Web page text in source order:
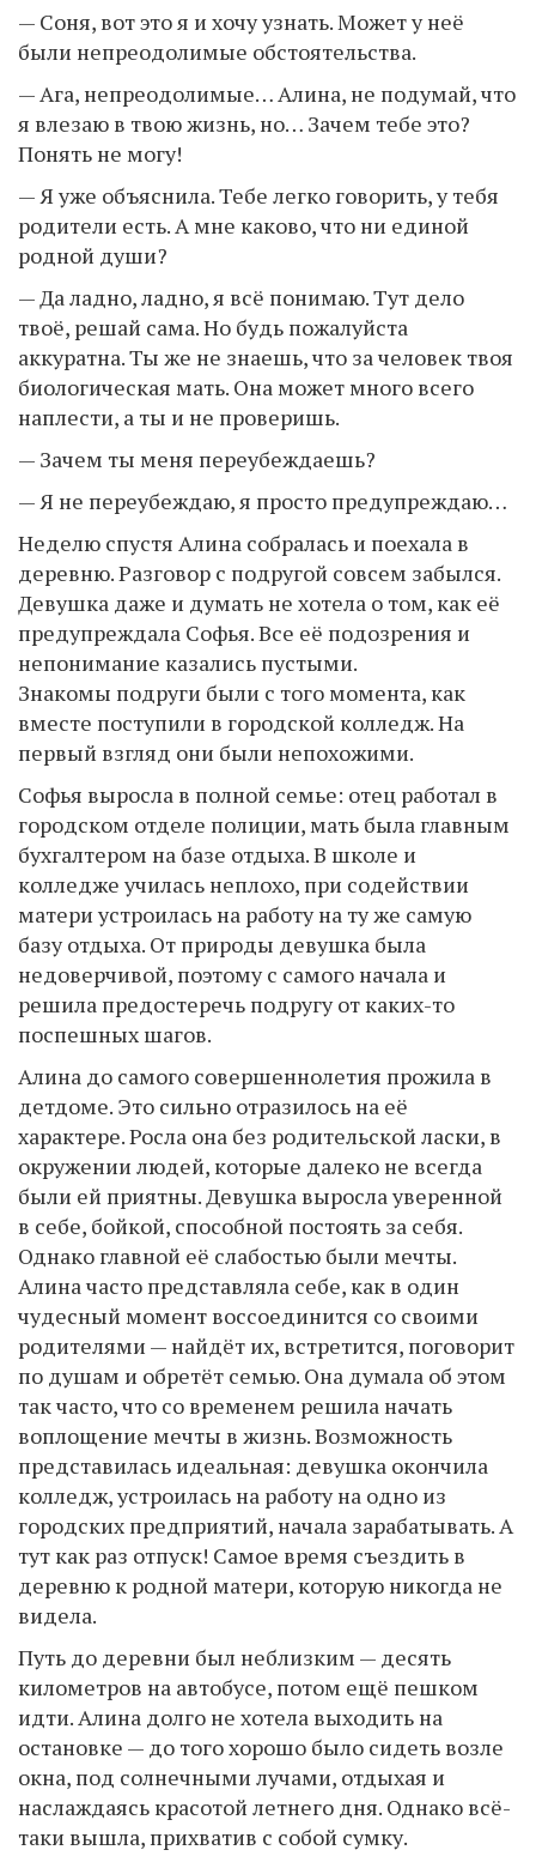
— Соня, вот это я и хочу узнать. Может у неё
были непреодолимые обстоятельства.
— Ага, непреодолимые… Алина, не подумай, что
я влезаю в твою жизнь, но… Зачем тебе это?
Понять не могу!
— Я уже объяснила. Тебе легко говорить, у тебя
родители есть. А мне каково, что ни единой
родной души?
— Да ладно, ладно, я всё понимаю. Тут дело
твоё, решай сама. Но будь пожалуйста
аккуратна. Ты же не знаешь, что за человек твоя
биологическая мать. Она может много всего
наплести, а ты и не проверишь.
— Зачем ты меня переубеждаешь?
— Я не переубеждаю, я просто предупреждаю…
Неделю спустя Алина собралась и поехала в
деревню. Разговор с подругой совсем забылся.
Девушка даже и думать не хотела о том, как её
предупреждала Софья. Все её подозрения и
непонимание казались пустыми.
Знакомы подруги были с того момента, как
вместе поступили в городской колледж. На
первый взгляд они были непохожими.
Софья выросла в полной семье: отец работал в
городском отделе полиции, мать была главным
бухгалтером на базе отдыха. В школе и
колледже училась неплохо, при содействии
матери устроилась на работу на ту же самую
базу отдыха. От природы девушка была
недоверчивой, поэтому с самого начала и
решила предостеречь подругу от каких-то
поспешных шагов.
Алина до самого совершеннолетия прожила в
детдоме. Это сильно отразилось на её
характере. Росла она без родительской ласки, в
окружении людей, которые далеко не всегда
были ей приятны. Девушка выросла уверенной
в себе, бойкой, способной постоять за себя.
Однако главной её слабостью были мечты.
Алина часто представляла себе, как в один
чудесный момент воссоединится со своими
родителями — найдёт их, встретится, поговорит
по душам и обретёт семью. Она думала об этом
так часто, что со временем решила начать
воплощение мечты в жизнь. Возможность
представилась идеальная: девушка окончила
колледж, устроилась на работу на одно из
городских предприятий, начала зарабатывать. А
тут как раз отпуск! Самое время съездить в
деревню к родной матери, которую никогда не
видела.
Путь до деревни был неблизким — десять
километров на автобусе, потом ещё пешком
идти. Алина долго не хотела выходить на
остановке — до того хорошо было сидеть возле
окна, под солнечными лучами, отдыхая и
наслаждаясь красотой летнего дня. Однако всё-
таки вышла, прихватив с собой сумку.